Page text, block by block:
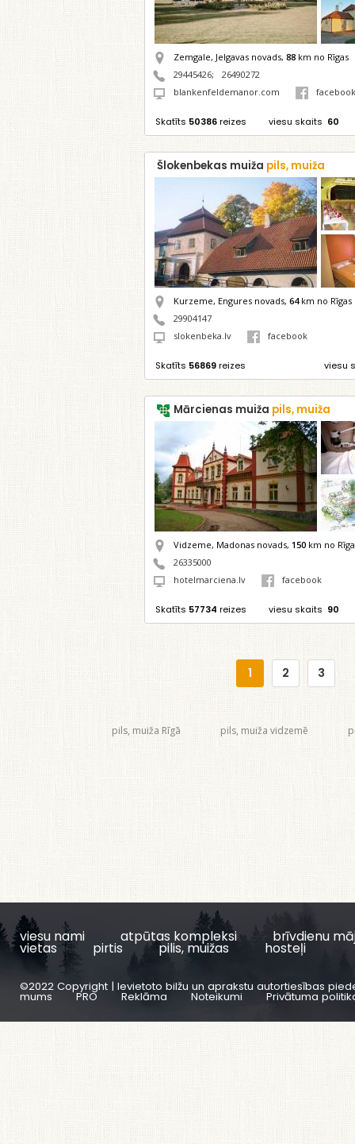
Zemgale, Jelgavas novads, 88 km no Rīgas
29445426;
26490272
blankenfeldemanor.com
facebook
Skatīts 50386reizes viesu skaits 60
Šlokenbekas muiža pils, muiža
Kurzeme, Engures novads, 64km no Rīgas
29904147
slokenbeka.lv
facebook
Skatīts 56869reizes viesu
Mārcienas muiža pils, muiža
Vidzeme, Madonas novads, 150 km no
26335000
hotelmarciena.lv
facebook
Skatīts 57734 reizes viesu skaits 90
1 2 3
pils, muiža Rīgā pils, muiža vidzemē
viesu nami atpūtas kompleksi brīvdienu
vietas pirtis pilis, muižas hosteļi
©2022 Copyright | Ievietoto bilžu un aprakstu autortiesības
mums PRO Reklāma Noteikumi Privātuma